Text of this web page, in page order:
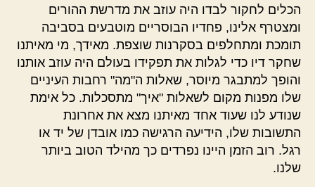
הכלים לחקור לבדו היה עוזב את מדרשת ההורים
ומצטרף אלינו, פחדיו הבוסריים מוטבעים בסביבה
תומכת ומתחלפים בסקרנות שוצפת. מאידך, מי מאיתנו
שחקר דיו כדי לגלות את תפקידו בעולם היה עוזב אותנו
והופך למתבגר מיוסר, שאלות ה"מה" רחבות העיניים
שלו מפנות מקום לשאלות "איך" מתסכלות. כל אימת
שנודע לנו שעוד אחד מאיתנו מצא את אחרונת
התשובות שלו, הידיעה הרגישה כמו אובדן של יד או
רגל. רוב הזמן היינו נפרדים כך מהילד הטוב ביותר
שלנו.